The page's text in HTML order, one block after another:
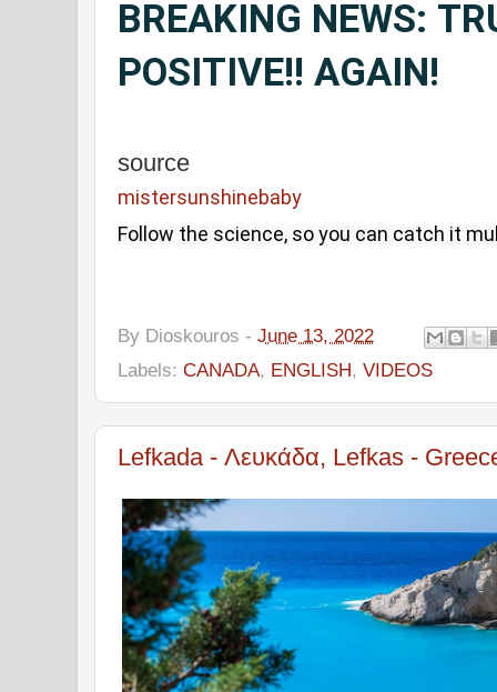
BREAKING NEWS:
POSITIVE!! AGAIN!
source
mistersunshinebaby
Follow the science, so you can catch it
By Dioskouros - June 13, 2022
Labels: CANADA, ENGLISH, VIDEOS
Lefkada - Λευκάδα, Lefkas -